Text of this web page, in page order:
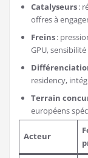
Catalyseurs:
offres à
Freins:
GPU,
residency,
Terrain
européens
Acteur